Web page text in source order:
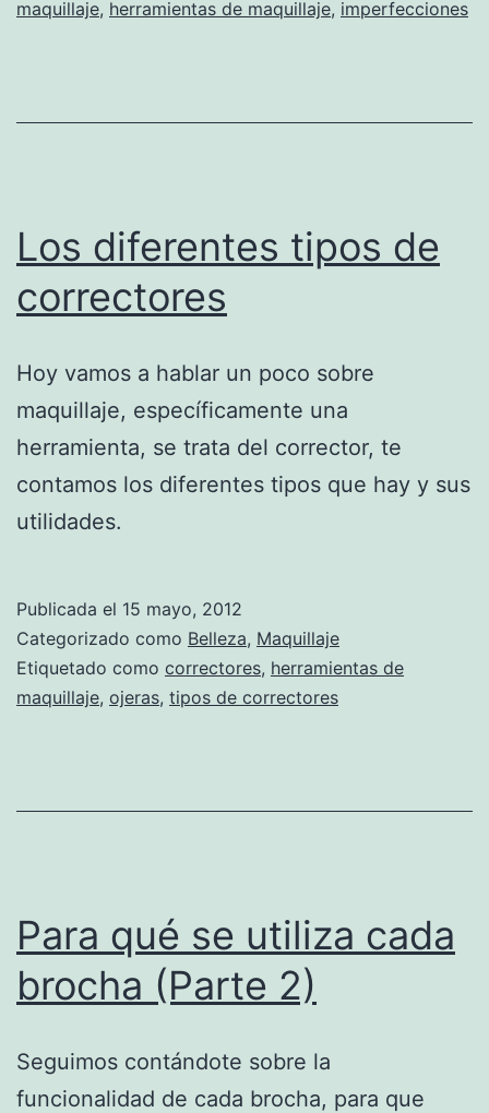
maquillaje, herramientas de maquillaje, imperfecciones
Los diferentes tipos de
correctores
Hoy vamos a hablar un poco sobre
maquillaje, específicamente una
herramienta, se trata del corrector, te
contamos los diferentes tipos que hay y sus
utilidades.
Publicada el 15 mayo, 2012
Categorizado como Belleza, Maquillaje
Etiquetado como correctores, herramientas de
maquillaje, ojeras, tipos de correctores
Para qué se utiliza cada
brocha (Parte 2)
Seguimos contándote sobre la
funcionalidad de cada brocha, para que